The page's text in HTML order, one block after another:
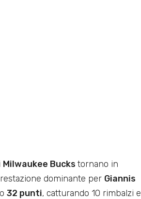
Milwaukee Bucks tornano in
dominante per Giannis
32 punti, catturando 10 rimbalzi e